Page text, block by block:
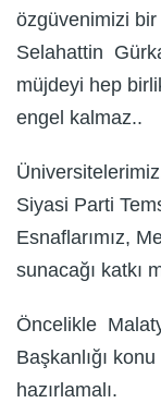
özgüvenimizi
Selahattin
müjdeyi hep
engel kalmaz..
Siyasi Parti
Esnaflarımız,
sunacağı katkı
Öncelikle
Başkanlığı
hazırlamalı.